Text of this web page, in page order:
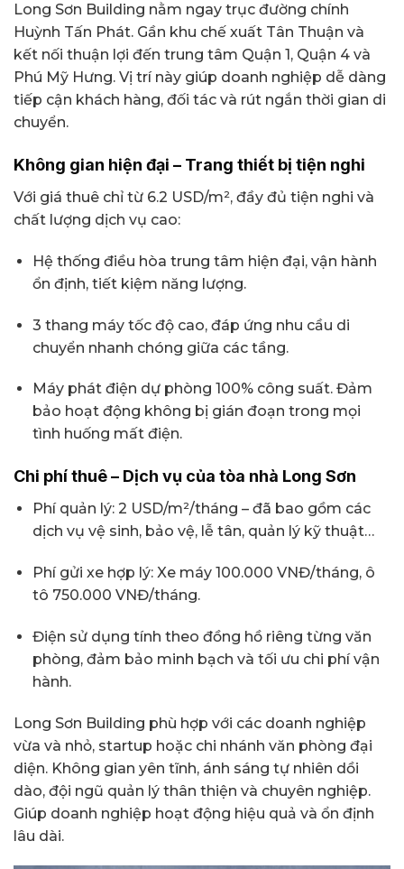
Long Sơn Building nằm ngay trục đường chính
Huỳnh Tấn Phát. Gần khu chế xuất Tân Thuận và
kết nối thuận lợi đến trung tâm Quận 1, Quận 4 và
Phú Mỹ Hưng. Vị trí này giúp doanh nghiệp dễ dàng
tiếp cận khách hàng, đối tác và rút ngắn thời gian di
chuyển.
Không gian hiện đại – Trang thiết bị tiện nghi
Với giá thuê chỉ từ 6.2 USD/m², đầy đủ tiện nghi và
chất lượng dịch vụ cao:
Hệ thống điều hòa trung tâm hiện đại, vận hành
ổn định, tiết kiệm năng lượng.
3 thang máy tốc độ cao, đáp ứng nhu cầu di
chuyển nhanh chóng giữa các tầng.
Máy phát điện dự phòng 100% công suất. Đảm
bảo hoạt động không bị gián đoạn trong mọi
tình huống mất điện.
Chi phí thuê – Dịch vụ của tòa nhà Long Sơn
Phí quản lý: 2 USD/m²/tháng – đã bao gồm các
dịch vụ vệ sinh, bảo vệ, lễ tân, quản lý kỹ thuật…
Phí gửi xe hợp lý: Xe máy 100.000 VNĐ/tháng, ô
tô 750.000 VNĐ/tháng.
Điện sử dụng tính theo đồng hồ riêng từng văn
phòng, đảm bảo minh bạch và tối ưu chi phí vận
hành.
Long Sơn Building phù hợp với các doanh nghiệp
vừa và nhỏ, startup hoặc chi nhánh văn phòng đại
diện. Không gian yên tĩnh, ánh sáng tự nhiên dồi
dào, đội ngũ quản lý thân thiện và chuyên nghiệp.
Giúp doanh nghiệp hoạt động hiệu quả và ổn định
lâu dài.